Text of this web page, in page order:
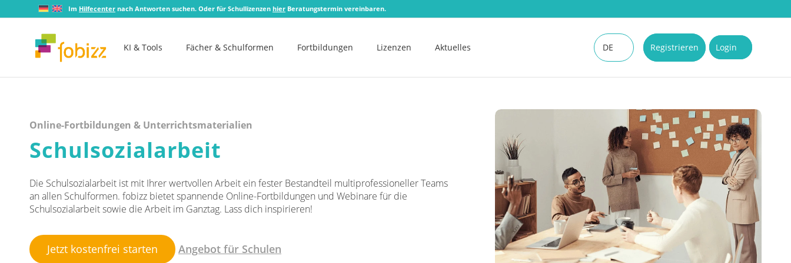
Im Hilfecenter nach Antworten suchen. Oder für Schullizenzen hier Beratungstermin vereinbaren.
KI & Tools Fächer & Schulformen Fortbildungen Lizenzen Aktuelles Registrieren Login
DE
Online-Fortbildungen & Unterrichtsmaterialien
Schulsozialarbeit
Die Schulsozialarbeit ist mit Ihrer wertvollen Arbeit ein fester Bestandteil multiprofessioneller Teams
an allen Schulformen. fobizz bietet spannende Online-Fortbildungen und Webinare für die
Schulsozialarbeit sowie die Arbeit im Ganztag. Lass dich inspirieren!
Jetzt kostenfrei starten Angebot für Schulen